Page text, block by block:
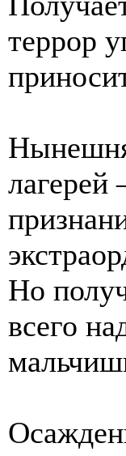
террор
лагерей
Но
всего